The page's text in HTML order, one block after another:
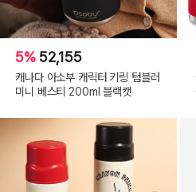
5% 52,155
캐나다 아소부 캐릭터 키링 텀블러
미니 베스티 200ml 블랙캣